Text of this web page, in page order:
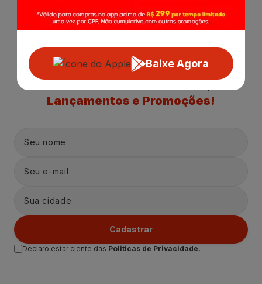
Baixe Agora
Receba nossasNovidades,
Lançamentos e Promoções!
Cadastrar
Declaro estar ciente das Politicas de Privacidade.